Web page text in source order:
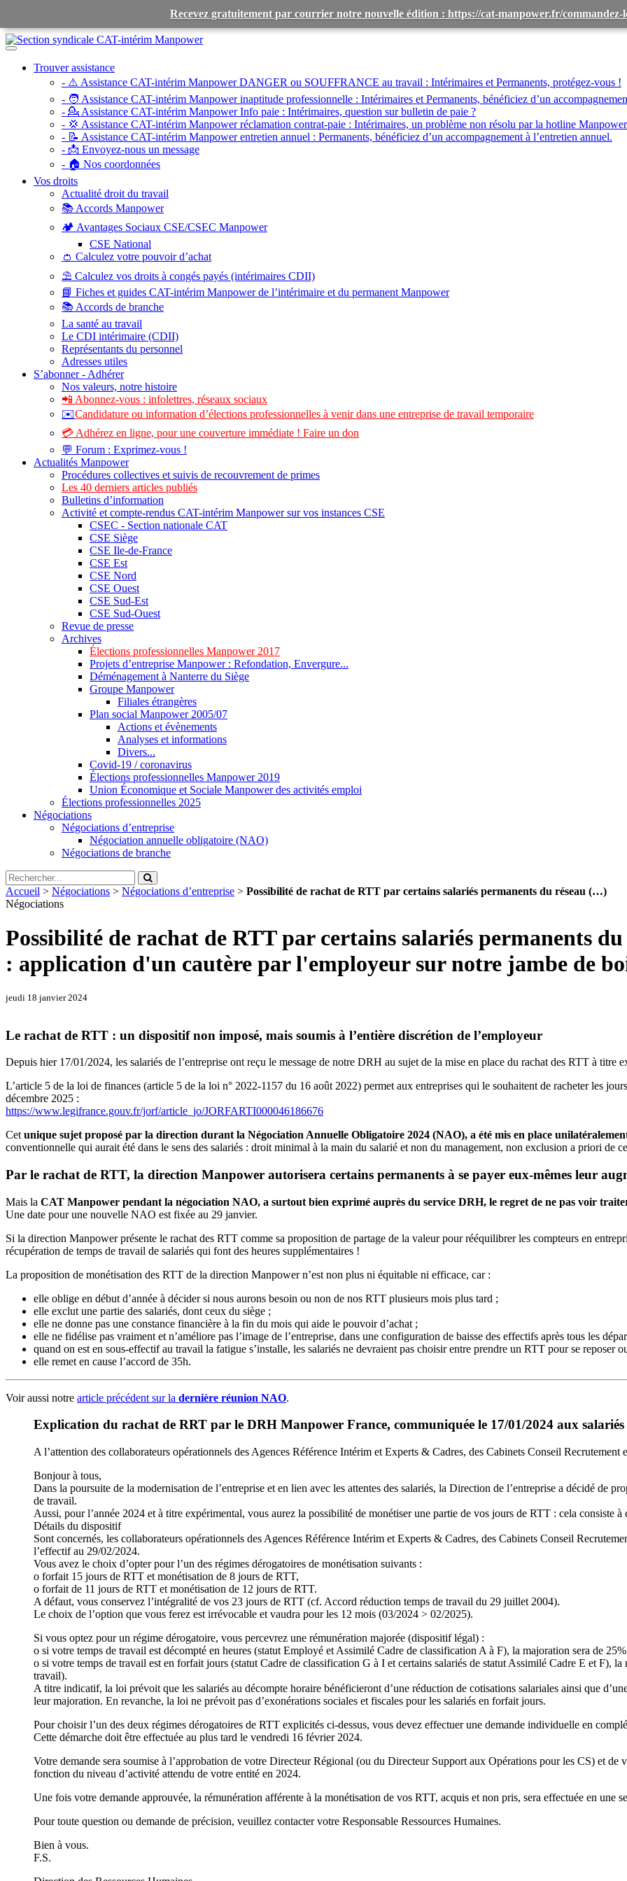
Toggle
navigationTrouver assistance
- ⚠️ Assistance CAT-intérim Manpower DANGER ou SOUFFRANCE au travail : Intérimaires et Permanents, protégez-vous !
- 🧑 Assistance CAT-intérim Manpower inaptitude professionnelle : Intérimaires et Permanents, bénéficiez d’un
- 💁 Assistance CAT-intérim Manpower Info paie : Intérimaires, question sur bulletin de paie ?
- 💢 Assistance CAT-intérim Manpower réclamation contrat-paie : Intérimaires, un problème non résolu par la hotline
- 📝 Assistance CAT-intérim Manpower entretien annuel : Permanents, bénéficiez d’un accompagnement à l’entretien annuel.
- 📩 Envoyez-nous un message
- 🏠 Nos coordonnées
Vos droits
Actualité droit du travail
📚 Accords Manpower
🏕️ Avantages Sociaux CSE/CSEC Manpower
CSE National
👛 Calculez votre pouvoir d’achat
⛱️ Calculez vos droits à congés payés (intérimaires CDII)
📘 Fiches et guides CAT-intérim Manpower de l’intérimaire et du permanent Manpower
📚 Accords de branche
La santé au travail
Le CDI intérimaire (CDII)
Représentants du personnel
Adresses utiles
S’abonner - Adhérer
Nos valeurs, notre histoire
📲 Abonnez-vous : infolettres, réseaux sociaux
✉️Candidature ou information d’élections professionnelles à venir dans une entreprise de travail temporaire
💳 Adhérez en ligne, pour une couverture immédiate ! Faire un don
💬 Forum : Exprimez-vous !
Actualités Manpower
Procédures collectives et suivis de recouvrement de primes
Les 40 derniers articles publiés
Bulletins d’information
Activité et compte-rendus CAT-intérim Manpower sur vos instances CSE
CSEC - Section nationale CAT
CSE Siège
CSE Ile-de-France
CSE Est
CSE Nord
CSE Ouest
CSE Sud-Est
CSE Sud-Ouest
Revue de presse
Archives
Élections professionnelles Manpower 2017
Projets d’entreprise Manpower : Refondation, Envergure...
Déménagement à Nanterre du Siège
Groupe Manpower
Filiales étrangères
Plan social Manpower 2005/07
Actions et évènements
Analyses et informations
Divers...
Covid-19 / coronavirus
Élections professionnelles Manpower 2019
Union Économique et Sociale Manpower des activités emploi
Élections professionnelles 2025
Négociations
Négociations d’entreprise
Négociation annuelle obligatoire (NAO)
Négociations de branche
Accueil > Négociations > Négociations d’entreprise > Possibilité de rachat de RTT par certains salariés permanents du réseau (…)
Négociations
Possibilité de rachat de RTT par certains salariés permanents
: application d'un cautère par l'employeur sur notre jambe de
jeudi 18 janvier 2024
Le rachat de RTT : un dispositif non imposé, mais soumis à l’entière discrétion de l’employeur
Depuis hier 17/01/2024, les salariés de l’entreprise ont reçu le message de notre DRH au sujet de la mise en place du rachat des RTT à titre
L’article 5 de la loi de finances (article 5 de la loi n° 2022-1157 du 16 août 2022) permet aux entreprises qui le souhaitent de racheter les
décembre 2025 :
https://www.legifrance.gouv.fr/jorf/article_jo/JORFARTI000046186676
Cet unique sujet proposé par la direction durant la Négociation Annuelle Obligatoire 2024 (NAO), a été mis en place
conventionnelle qui aurait été dans le sens des salariés : droit minimal à la main du salarié et non du management, non exclusion a priori de
Par le rachat de RTT, la direction Manpower autorisera certains permanents à se payer eux-mêmes leur
Mais la CAT Manpower pendant la négociation NAO, a surtout bien exprimé auprès du service DRH, le regret de ne pas voir
Une date pour une nouvelle NAO est fixée au 29 janvier.
Si la direction Manpower présente le rachat des RTT comme sa proposition de partage de la valeur pour rééquilibrer les compteurs en
récupération de temps de travail de salariés qui font des heures supplémentaires !
La proposition de monétisation des RTT de la direction Manpower n’est non plus ni équitable ni efficace, car :
elle oblige en début d’année à décider si nous aurons besoin ou non de nos RTT plusieurs mois plus tard ;
elle exclut une partie des salariés, dont ceux du siège ;
elle ne donne pas une constance financière à la fin du mois qui aide le pouvoir d’achat ;
elle ne fidélise pas vraiment et n’améliore pas l’image de l’entreprise, dans une configuration de baisse des effectifs après tous les
quand on est en sous-effectif au travail la fatigue s’installe, les salariés ne devraient pas choisir entre prendre un RTT pour se reposer
elle remet en cause l’accord de 35h.
Voir aussi notre article précédent sur la dernière réunion NAO.
Explication du rachat de RRT par le DRH Manpower France, communiquée le 17/01/2024 aux salariés
A l’attention des collaborateurs opérationnels des Agences Référence Intérim et Experts & Cadres, des Cabinets Conseil Recrutement
Bonjour à tous,
Dans la poursuite de la modernisation de l’entreprise et en lien avec les attentes des salariés, la Direction de l’entreprise a décidé de
de travail.
Aussi, pour l’année 2024 et à titre expérimental, vous aurez la possibilité de monétiser une partie de vos jours de RTT : cela consiste
Détails du dispositif
Sont concernés, les collaborateurs opérationnels des Agences Référence Intérim et Experts & Cadres, des Cabinets Conseil
l’effectif au 29/02/2024.
Vous avez le choix d’opter pour l’un des régimes dérogatoires de monétisation suivants :
o forfait 15 jours de RTT et monétisation de 8 jours de RTT,
o forfait de 11 jours de RTT et monétisation de 12 jours de RTT.
A défaut, vous conservez l’intégralité de vos 23 jours de RTT (cf. Accord réduction temps de travail du 29 juillet 2004).
Le choix de l’option que vous ferez est irrévocable et vaudra pour les 12 mois (03/2024 > 02/2025).
Si vous optez pour un régime dérogatoire, vous percevrez une rémunération majorée (dispositif légal) :
o si votre temps de travail est décompté en heures (statut Employé et Assimilé Cadre de classification A à F), la majoration sera de
o si votre temps de travail est en forfait jours (statut Cadre de classification G à I et certains salariés de statut Assimilé Cadre E et F),
travail).
A titre indicatif, la loi prévoit que les salariés au décompte horaire bénéficieront d’une réduction de cotisations salariales ainsi que
leur majoration. En revanche, la loi ne prévoit pas d’exonérations sociales et fiscales pour les salariés en forfait jours.
Pour choisir l’un des deux régimes dérogatoires de RTT explicités ci-dessus, vous devez effectuer une demande individuelle en
Cette démarche doit être effectuée au plus tard le vendredi 16 février 2024.
Votre demande sera soumise à l’approbation de votre Directeur Régional (ou du Directeur Support aux Opérations pour les CS) et de
fonction du niveau d’activité attendu de votre entité en 2024.
Une fois votre demande approuvée, la rémunération afférente à la monétisation de vos RTT, acquis et non pris, sera effectuée en une
Pour toute question ou demande de précision, veuillez contacter votre Responsable Ressources Humaines.
Bien à vous.
F.S.
Recevez gratuitement par courrier notre nouvelle édition : https://cat-manpower.fr/